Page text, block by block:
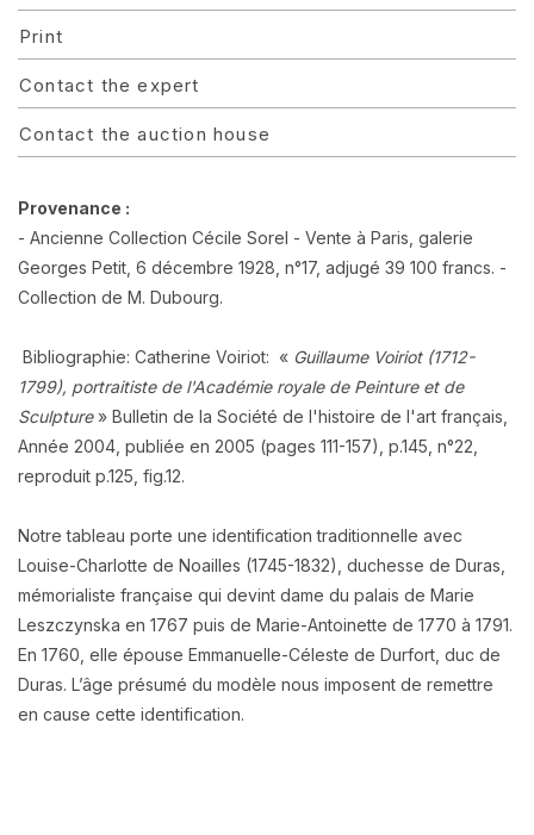
Print
Contact the expert
Contact the auction house
Provenance :
- Ancienne Collection Cécile Sorel - Vente à Paris, galerie
Georges Petit, 6 décembre 1928, n°17, adjugé 39 100 francs. -
Collection de M. Dubourg.
Bibliographie: Catherine Voiriot: « Guillaume Voiriot (1712-
1799), portraitiste de l'Académie royale de Peinture et de
Sculpture» Bulletin de la Société de l'histoire de l'art français,
Année 2004, publiée en 2005 (pages 111-157), p.145, n°22,
reproduit p.125, fig.12.
Notre tableau porte une identification traditionnelle avec
Louise-Charlotte de Noailles (1745-1832), duchesse de Duras,
mémorialiste française qui devint dame du palais de Marie
Leszczynska en 1767 puis de Marie-Antoinette de 1770 à 1791.
En 1760, elle épouse Emmanuelle-Céleste de Durfort, duc de
Duras. L’âge présumé du modèle nous imposent de remettre
en cause cette identification.